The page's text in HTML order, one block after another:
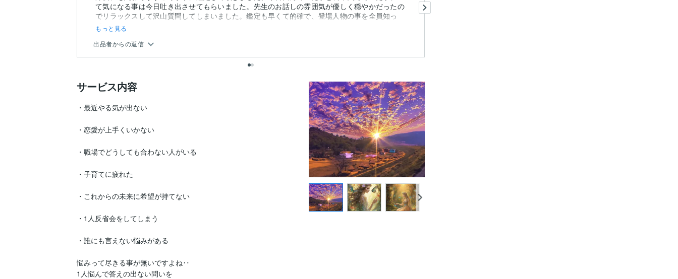
て気になる事は今日吐き出させてもらいました。先生のお話しの雰囲気が優しく穏やかだったの
でリラックスして沢山質問してしまいました。鑑定も早くて的確で、登場人物の事を全員知っ
て...
もっと見る
出品者からの返信
サービス内容
・最近やる気が出ない
・恋愛が上手くいかない
・職場でどうしても合わない人がいる
・子育てに疲れた
・これからの未来に希望が持てない
・1人反省会をしてしまう
・誰にも言えない悩みがある
悩みって尽きる事が無いですよね‥
1人悩んで答えの出ない問いを